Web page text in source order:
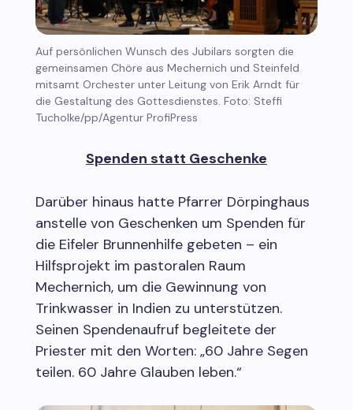
Auf persönlichen Wunsch des Jubilars sorgten die
gemeinsamen Chöre aus Mechernich und Steinfeld
mitsamt Orchester unter Leitung von Erik Arndt für
die Gestaltung des Gottesdienstes. Foto: Steffi
Tucholke/pp/Agentur ProfiPress
Spenden statt Geschenke
Darüber hinaus hatte Pfarrer Dörpinghaus
anstelle von Geschenken um Spenden für
die Eifeler Brunnenhilfe gebeten – ein
Hilfsprojekt im pastoralen Raum
Mechernich, um die Gewinnung von
Trinkwasser in Indien zu unterstützen.
Seinen Spendenaufruf begleitete der
Priester mit den Worten: „60 Jahre Segen
teilen. 60 Jahre Glauben leben.“